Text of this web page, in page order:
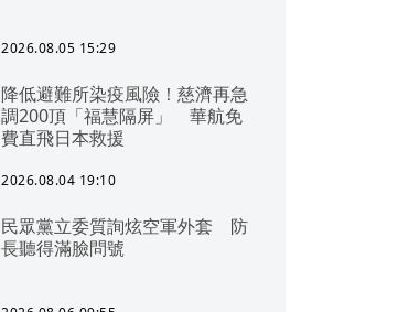
2026.08.05 15:29
降低避難所染疫風險！慈濟再急
調200頂「福慧隔屏」 華航免
費直飛日本救援
2026.08.04 19:10
民眾黨立委質詢炫空軍外套 防
長聽得滿臉問號